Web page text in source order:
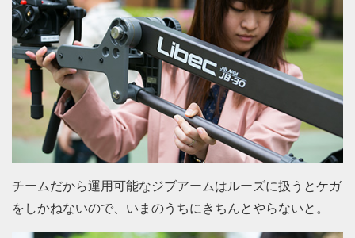
チームだから運用可能なジブアームはルーズに扱うとケガ
をしかねないので、いまのうちにきちんとやらないと。